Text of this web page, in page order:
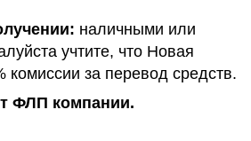
наличными или
учтите, что Новая
комиссии за перевод средств.
ФЛП компании.